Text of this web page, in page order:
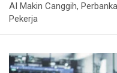
AI Makin Canggih,
Pekerja